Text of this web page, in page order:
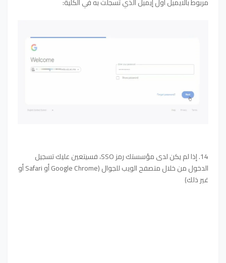
مربوط بالايميل اول إيميل الذي تسجلت به في الكلية:
14. إذا لم يكن لدى مؤسستك رمز SSO، فسيتعين عليك تسجيل
الدخول من خلال متصفح الويب للجوال (Google Chrome أو Safari أو
غير ذلك)